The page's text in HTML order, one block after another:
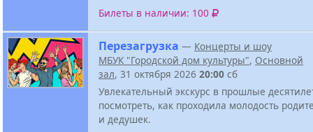
Билеты в наличии: 100
Перезагрузка — Концерты и шоу
МБУК "Городской дом культуры", Основной
зал, 31 октября 2026 20:00 сб
Увлекательный экскурс в прошлые
посмотреть, как проходила молодость
и дедушек.